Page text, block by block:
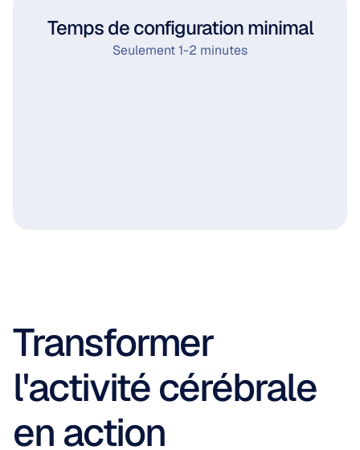
Temps de configuration minimal
Seulement 1-2 minutes
Transformer
l'activité cérébrale
en action